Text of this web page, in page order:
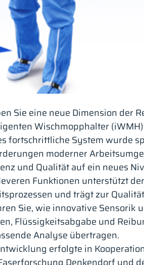
Sie eine neue Dimension der
Wischmopphalter
fortschrittliche System wurde
moderner
und Qualität auf ein neues
Funktionen unterstützt
und trägt zur
Sie, wie innovative Sensorik
Flüssigkeitsabgabe und
Analyse übertragen.
erfolgte in